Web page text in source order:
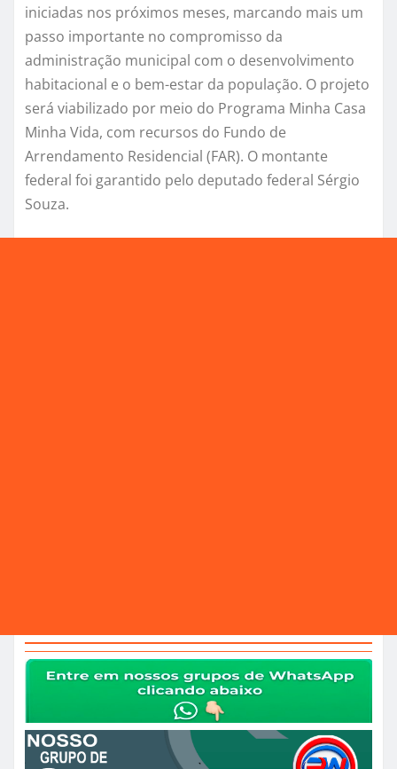
iniciadas nos próximos meses, marcando mais um
passo importante no compromisso da
administração municipal com o desenvolvimento
habitacional e o bem-estar da população. O projeto
será viabilizado por meio do Programa Minha Casa
Minha Vida, com recursos do Fundo de
Arrendamento Residencial (FAR). O montante
federal foi garantido pelo deputado federal Sérgio
Souza.